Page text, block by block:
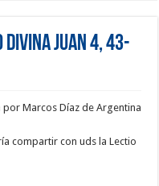
Juan 4, 43-
por Marcos Díaz de Argentina
compartir con uds la Lectio